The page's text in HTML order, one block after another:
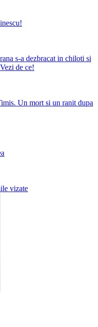
s-a dezbracat in chiloti si
de ce!
Un mort si un ranit dupa
vizate